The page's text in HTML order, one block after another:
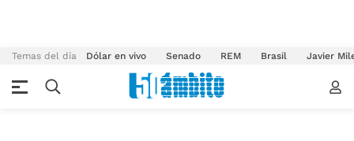
Temas del día Dólar en vivo Senado REM Brasil Javier